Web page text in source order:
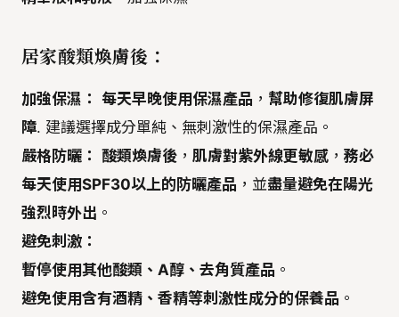
居家酸類煥膚後：
加強保濕： 每天早晚使用保濕產品 ， 幫助修復肌膚屏
障. 建議選擇成分單純、無刺激性的保濕產品。
嚴格防曬： 酸類煥膚後 ， 肌膚對紫外線更敏感 ， 務必
每天使用SPF30以上的防曬產品 ，並盡量避免在陽光
強烈時外出 。
避免刺激：
暫停使用其他酸類、A醇、去角質產品 。
避免使用含有酒精、香精等刺激性成分的保養品 。